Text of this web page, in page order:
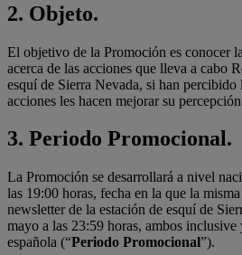
2. Objeto.
El objetivo de la Promoción es conocer
acerca de las acciones que lleva a cabo
esquí de Sierra Nevada, si han percibido
acciones les hacen mejorar su
3. Periodo Promocional.
La Promoción se desarrollará a nivel
las 19:00 horas, fecha en la que la
newsletter de la estación de esquí de
mayo a las 23:59 horas, ambos
española (“Periodo Promocional”).